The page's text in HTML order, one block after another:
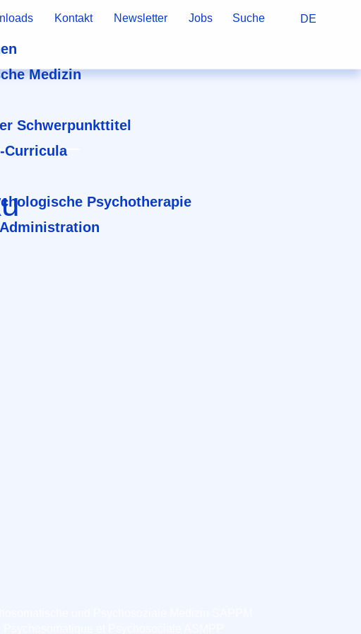
Kontakt Newsletter Jobs Suche DE
Medizin
Schwerpunkttitel
Curricula
Psychotherapie